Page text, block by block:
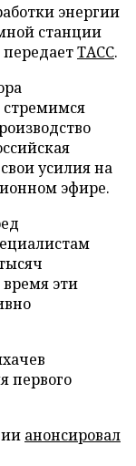
энергии
станции
ТАСС.
усилия на
эфире.
эти
первого
анонсировал